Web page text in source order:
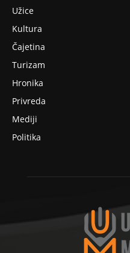
Užice
Kultura
Čajetina
Turizam
Hronika
Privreda
Mediji
Politika